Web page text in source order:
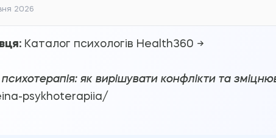
2026
Каталог психологів Health360 →
як вирішувати конфлікти та
psykhoterapiia/